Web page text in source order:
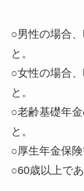
○男性の場合
と。
○女性の場合
と。
○老齢基礎年
と。
○厚生年金保
○60歳以上であ